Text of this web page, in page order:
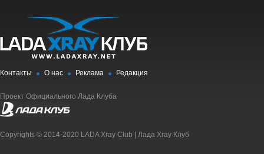
Контакты О нас Реклама Редакция
Проект Официального Лада Клуба
Copyrights © 2014-2020 LADA Xray Club | Лада Xray Клуб